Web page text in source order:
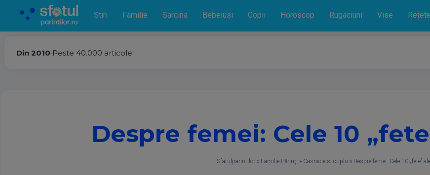
Stiri Familie Sarcina Bebelusi Copii Horoscop Rugaciuni Vise Rețete
Din 2010•Peste 40.000 articole
Despre femei: Cele 10
Sfatulparintilor» Familie-Părinţi » Casnicie si cuplu » Despre femei: Cele 10 „fete”